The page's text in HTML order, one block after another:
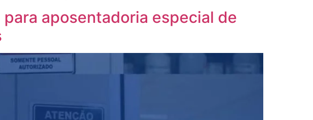
aposentadoria especial de